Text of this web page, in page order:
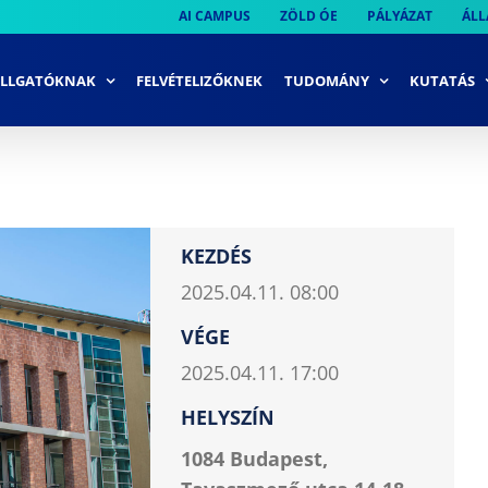
AI CAMPUS ZÖLD ÓE PÁLYÁZAT
FELVÉTELIZŐKNEK TUDOMÁNY KUTATÁS
KEZDÉS
2025.04.11. 08:00
VÉGE
2025.04.11. 17:00
HELYSZÍN
1084 Budapest,